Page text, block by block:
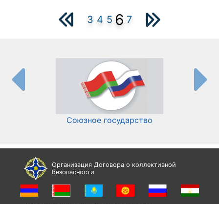
3 4 5 6 7
Союзное государство
Организация Договора о коллективной
безопасности